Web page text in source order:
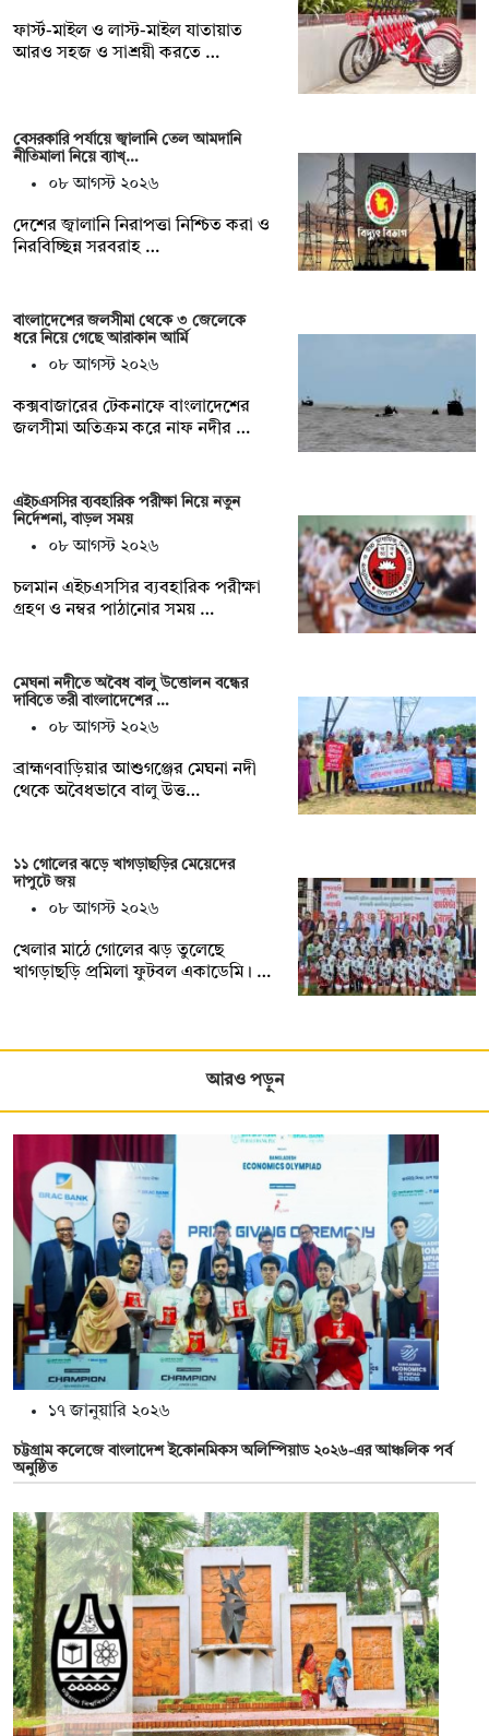
ফার্স্ট-মাইল ও লাস্ট-মাইল যাতায়াত
আরও সহজ ও সাশ্রয়ী করতে …
বেসরকারি পর্যায়ে জ্বালানি তেল আমদানি
নীতিমালা নিয়ে ব্যাখ্…
০৮ আগস্ট ২০২৬
দেশের জ্বালানি নিরাপত্তা নিশ্চিত করা ও
নিরবিচ্ছিন্ন সরবরাহ …
বাংলাদেশের জলসীমা থেকে ৩ জেলেকে
ধরে নিয়ে গেছে আরাকান আর্মি
০৮ আগস্ট ২০২৬
কক্সবাজারের টেকনাফে বাংলাদেশের
জলসীমা অতিক্রম করে নাফ নদীর …
এইচএসসির ব্যবহারিক পরীক্ষা নিয়ে নতুন
নির্দেশনা, বাড়ল সময়
০৮ আগস্ট ২০২৬
চলমান এইচএসসির ব্যবহারিক পরীক্ষা
গ্রহণ ও নম্বর পাঠানোর সময় …
মেঘনা নদীতে অবৈধ বালু উত্তোলন বন্ধের
দাবিতে তরী বাংলাদেশের …
০৮ আগস্ট ২০২৬
ব্রাহ্মণবাড়িয়ার আশুগঞ্জের মেঘনা নদী
থেকে অবৈধভাবে বালু উত্ত…
১১ গোলের ঝড়ে খাগড়াছড়ির মেয়েদের
দাপুটে জয়
০৮ আগস্ট ২০২৬
খেলার মাঠে গোলের ঝড় তুলেছে
খাগড়াছড়ি প্রমিলা ফুটবল একাডেমি। …
আরও পড়ুন
১৭ জানুয়ারি ২০২৬
চট্টগ্রাম কলেজে বাংলাদেশ ইকোনমিকস অলিম্পিয়াড ২০২৬-এর আঞ্চলিক পর্ব
অনুষ্ঠিত